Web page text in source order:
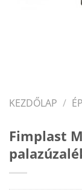
KEZDŐLAP /
Fimplast